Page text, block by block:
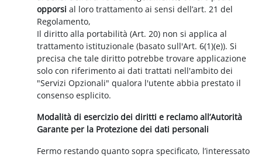
opporsi al loro trattamento ai sensi dell’art. 21 del
Regolamento,
Il diritto alla portabilità (Art. 20) non si applica al
trattamento istituzionale (basato sull'Art. 6(1)(e)). Si
precisa che tale diritto potrebbe trovare applicazione
solo con riferimento ai dati trattati nell'ambito dei
"Servizi Opzionali" qualora l'utente abbia prestato il
consenso esplicito.
Modalità di esercizio dei diritti e reclamo all’Autorità
Garante per la Protezione dei dati personali
Fermo restando quanto sopra specificato, l’interessato